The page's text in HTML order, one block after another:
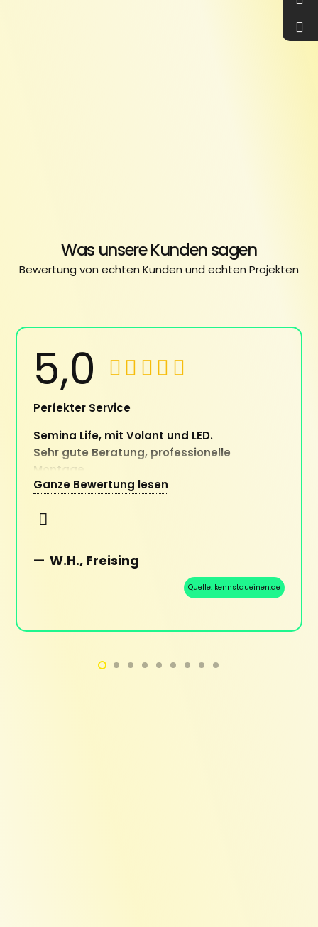
Was unsere Kunden sagen
Bewertung von echten Kunden und echten Projekten
5,0
Perfekter Service
Semina Life, mit Volant und LED.
Sehr gute Beratung, professionelle
Montage.
Meine Terrasse ist jetzt viel besser zu
Ganze Bewertung lesen
— W.H., Freising
Quelle: kennstdueinen.de